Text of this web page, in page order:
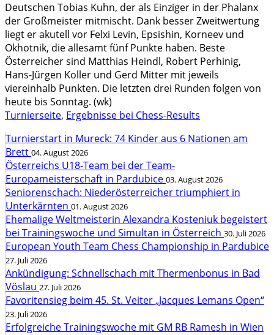
Deutschen Tobias Kuhn, der als Einziger in der Phalanx
der Großmeister mitmischt. Dank besser Zweitwertung
liegt er akutell vor Felxi Levin, Epsishin, Korneev und
Okhotnik, die allesamt fünf Punkte haben. Beste
Österreicher sind Matthias Heindl, Robert Perhinig,
Hans-Jürgen Koller und Gerd Mitter mit jeweils
viereinhalb Punkten. Die letzten drei Runden folgen von
heute bis Sonntag. (wk)
Turnierseite, Ergebnisse bei Chess-Results
Turnierstart in Mureck: 74 Kinder aus 6 Nationen am
Brett 04. August 2026
Österreichs U18-Team bei der Team-
Europameisterschaft in Pardubice 03. August 2026
Seniorenschach: Niederösterreicher triumphiert in
Unterkärnten 01. August 2026
Ehemalige Weltmeisterin Alexandra Kosteniuk begeistert
bei Trainingswoche und Simultan in Österreich 30. Juli 2026
European Youth Team Chess Championship in Pardubice
27. Juli 2026
Ankündigung: Schnellschach mit Thermenbonus in Bad
Vöslau 27. Juli 2026
Favoritensieg beim 45. St. Veiter „Jacques Lemans Open“
23. Juli 2026
Erfolgreiche Trainingswoche mit GM RB Ramesh in Wien